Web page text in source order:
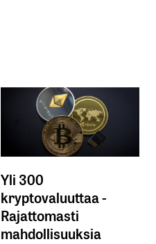
Yli 300
kryptovaluuttaa -
Rajattomasti
mahdollisuuksia